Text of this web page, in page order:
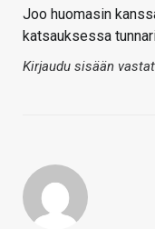
Joo huomasin
katsauksessa
Kirjaudu sisään